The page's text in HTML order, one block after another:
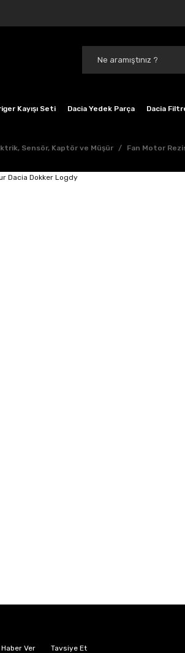
Kayışı Seti Dacia Yedek Parça Dacia
Sensör, Kaptör ve Müşür Fan Motor
Ver Tavsiye Et